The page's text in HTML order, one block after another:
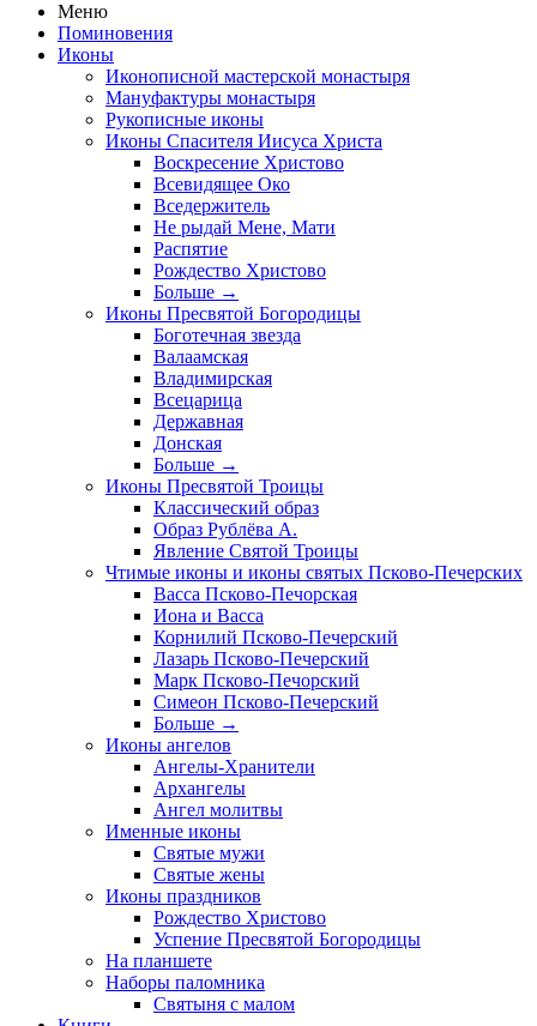
Меню
Поминовения
Иконы
Иконописной мастерской монастыря
Мануфактуры монастыря
Рукописные иконы
Иконы Спасителя Иисуса Христа
Воскресение Христово
Всевидящее Око
Вседержитель
Не рыдай Мене, Мати
Распятие
Рождество Христово
Больше →
Иконы Пресвятой Богородицы
Боготечная звезда
Валаамская
Владимирская
Всецарица
Державная
Донская
Больше →
Иконы Пресвятой Троицы
Классический образ
Образ Рублёва А.
Явление Святой Троицы
Чтимые иконы и иконы святых Псково-Печерских
Васса Псково-Печорская
Иона и Васса
Корнилий Псково-Печерский
Лазарь Псково-Печерский
Марк Псково-Печорский
Симеон Псково-Печерский
Больше →
Иконы ангелов
Ангелы-Хранители
Архангелы
Ангел молитвы
Именные иконы
Святые мужи
Святые жены
Иконы праздников
Рождество Христово
Успение Пресвятой Богородицы
На планшете
Наборы паломника
Святыня с малом